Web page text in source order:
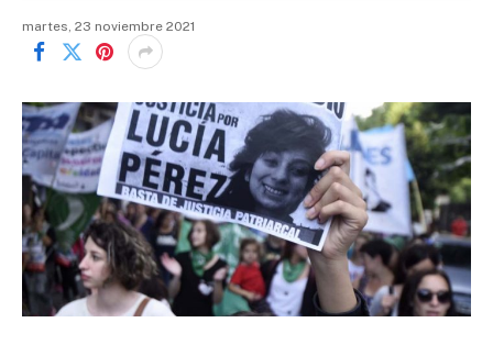
martes, 23 noviembre 2021